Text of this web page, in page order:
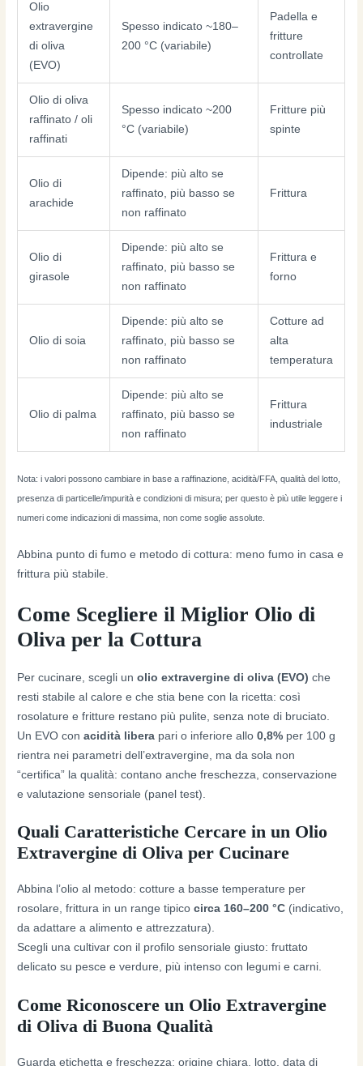
Olio
extravergine
di oliva
(EVO)
Spesso indicato ~180–
200 °C (variabile)
Padella e
fritture
controllate
Olio di oliva
raffinato / oli
raffinati
Spesso indicato ~200
°C (variabile)
Fritture più
spinte
Olio di
arachide
Dipende: più alto se
raffinato, più basso se
non raffinato
Frittura
Olio di
girasole
Dipende: più alto se
raffinato, più basso se
non raffinato
Frittura e
forno
Olio di soia
Dipende: più alto se
raffinato, più basso se
non raffinato
Cotture ad
alta
temperatura
Olio di palma
Dipende: più alto se
raffinato, più basso se
non raffinato
Frittura
industriale
Nota: i valori possono cambiare in base a raffinazione, acidità/FFA, qualità del lotto,
presenza di particelle/impurità e condizioni di misura; per questo è più utile leggere i
numeri come indicazioni di massima, non come soglie assolute.
Abbina punto di fumo e metodo di cottura: meno fumo in casa e
frittura più stabile.
Come Scegliere il Miglior Olio di
Oliva per la Cottura
Per cucinare, scegli unolio extravergine di oliva (EVO) che
resti stabile al calore e che stia bene con la ricetta: così
rosolature e fritture restano più pulite, senza note di bruciato.
Un EVO conacidità libera pari o inferiore allo0,8% per 100 g
rientra nei parametri dell’extravergine, ma da sola non
“certifica” la qualità: contano anche freschezza, conservazione
e valutazione sensoriale (panel test).
Quali Caratteristiche Cercare in un Olio
Extravergine di Oliva per Cucinare
Abbina l’olio al metodo: cotture a basse temperature per
rosolare, frittura in un range tipicocirca 160–200 °C (indicativo,
da adattare a alimento e attrezzatura).
Scegli una cultivar con il profilo sensoriale giusto: fruttato
delicato su pesce e verdure, più intenso con legumi e carni.
Come Riconoscere un Olio Extravergine
di Oliva di Buona Qualità
Guarda etichetta e freschezza: origine chiara, lotto, data di